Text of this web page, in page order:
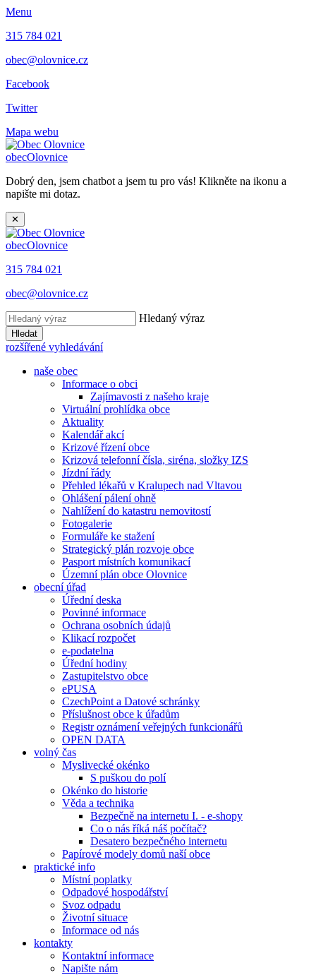
Menu
315 784 021
obec@olovnice.cz
Facebook
Twitter
Mapa webu
obecOlovnice
Dobrý den, jsem chatbot a jsem tu pro vás! Klikněte na ikonu a
napište mi dotaz.
✕
obecOlovnice
315 784 021
obec@olovnice.cz
Hledaný výraz
Hledat
rozšířené vyhledávání
naše obec
Informace o obci
Zajímavosti z našeho kraje
Virtuální prohlídka obce
Aktuality
Kalendář akcí
Krizové řízení obce
Krizová telefonní čísla, siréna, složky IZS
Jízdní řády
Přehled lékařů v Kralupech nad Vltavou
Ohlášení pálení ohně
Nahlížení do katastru nemovitostí
Fotogalerie
Formuláře ke stažení
Strategický plán rozvoje obce
Pasport místních komunikací
Územní plán obce Olovnice
obecní úřad
Úřední deska
Povinné informace
Ochrana osobních údajů
Klikací rozpočet
e-podatelna
Úřední hodiny
Zastupitelstvo obce
ePUSA
CzechPoint a Datové schránky
Příslušnost obce k úřadům
Registr oznámení veřejných funkcionářů
OPEN DATA
volný čas
Myslivecké okénko
S puškou do polí
Okénko do historie
Věda a technika
Bezpečně na internetu I. - e-shopy
Co o nás říká náš počítač?
Desatero bezpečného internetu
Papírové modely domů naší obce
praktické info
Místní poplatky
Odpadové hospodářství
Svoz odpadu
Životní situace
Informace od nás
kontakty
Kontaktní informace
Napište nám